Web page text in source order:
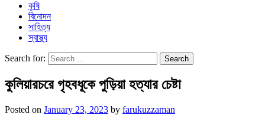
কৃষি
বিনোদন
সাহিত্য
স্বাস্থ্য
Search for:
কুলিয়ারচরে গৃহবধূকে পুড়িয়া হত্যার চেষ্টা
Posted on January 23, 2023 by farukuzzaman